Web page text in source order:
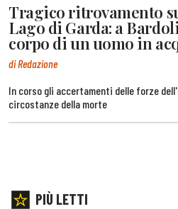
Tragico ritrovamento
Lago di Garda: a
corpo di un uomo in
di Redazione
In corso gli accertamenti delle forze
circostanze della morte
PIÙ LETTI